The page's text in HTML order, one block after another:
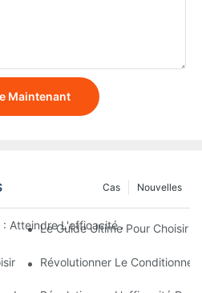
Maintenant
Nouvelles
Cas
: Atteindre L'efficacité Avec Les
Le Guide Ultime Pour Choisir
Une Entreprise D’équipement De
Révolutionner Le